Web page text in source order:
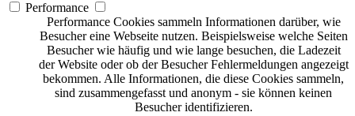
Performance
Performance Cookies sammeln Informationen darüber, wie
Besucher eine Webseite nutzen. Beispielsweise welche Seiten
Besucher wie häufig und wie lange besuchen, die Ladezeit
der Website oder ob der Besucher Fehlermeldungen angezeigt
bekommen. Alle Informationen, die diese Cookies sammeln,
sind zusammengefasst und anonym - sie können keinen
Besucher identifizieren.